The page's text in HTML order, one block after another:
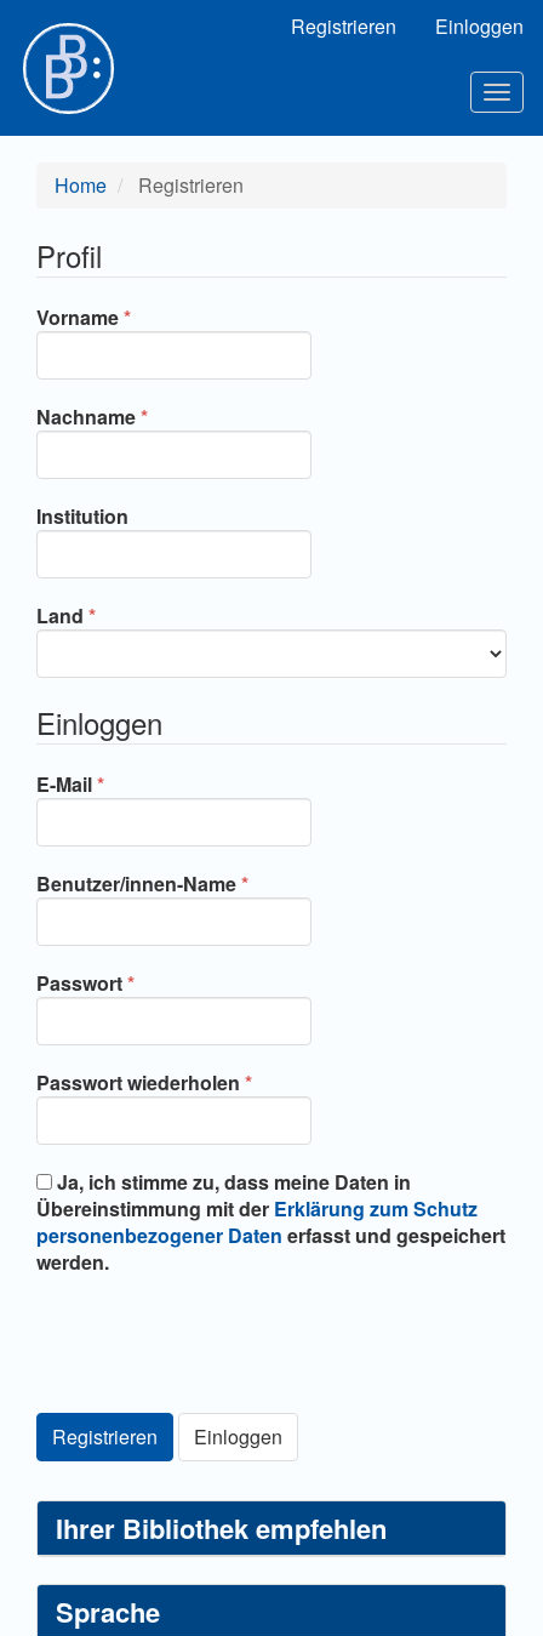
Hauptinhalt
Sidebar
Registrieren Einloggen
Home Registrieren
Profil
Vorname*Erforderlich
Nachname*Erforderlich
Institution
Land *Erforderlich
Einloggen
E-Mail*Erforderlich
Benutzer/innen-Name*Erforderlich
Passwort*Erforderlich
Passwort wiederholen *Erforderlich
Übereinstimmung mit der Erklärung zum Schutz
personenbezogener Daten erfasst und gespeichert
werden.
Registrieren Einloggen
Ihrer Bibliothek empfehlen
Sprache